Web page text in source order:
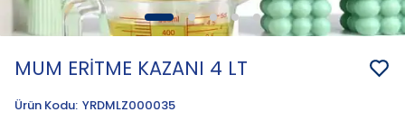
MUM ERİTME KAZANI 4 LT
Ürün Kodu: YRDMLZ000035